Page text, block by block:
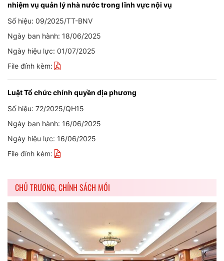
nhiệm vụ quản lý nhà nước trong lĩnh vực nội vụ
Số hiệu: 09/2025/TT-BNV
Ngày ban hành: 18/06/2025
Ngày hiệu lực: 01/07/2025
File đính kèm:
Luật Tổ chức chính quyền địa phương
Số hiệu: 72/2025/QH15
Ngày ban hành: 16/06/2025
Ngày hiệu lực: 16/06/2025
File đính kèm:
CHỦ TRƯƠNG, CHÍNH SÁCH MỚI